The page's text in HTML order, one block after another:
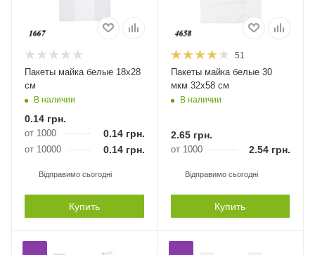
Пакеты майка белые 18х28
см
В наличии
0.14 грн.
от 1000 0.14грн.
от 10000 0.14грн.
Відправимо сьогодні
Купить
51
Пакеты майка белые 30
мкм 32х58 см
В наличии
2.65грн.
от 1000 2.54 грн.
Відправимо сьогодні
Купить